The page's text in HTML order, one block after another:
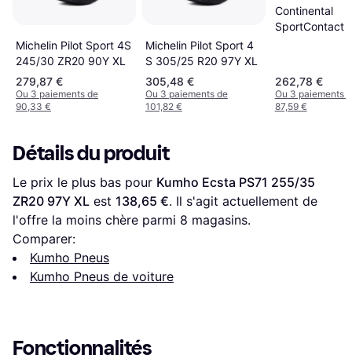
Michelin Pilot Sport 4S
245/30 ZR20 90Y XL
279,87 €
Ou 3 paiements de
90,33 €
Michelin Pilot Sport 4
S 305/25 R20 97Y XL
305,48 €
Ou 3 paiements de
101,82 €
Continental
SportContact
262,78 €
Ou 3 paiements
87,59 €
Détails du produit
Le prix le plus bas pour Kumho Ecsta PS71 255/35
ZR20 97Y XL est 138,65 €. Il s'agit actuellement de
l'offre la moins chère parmi 8 magasins.
Comparer:
Kumho Pneus
Kumho Pneus de voiture
Fonctionnalités